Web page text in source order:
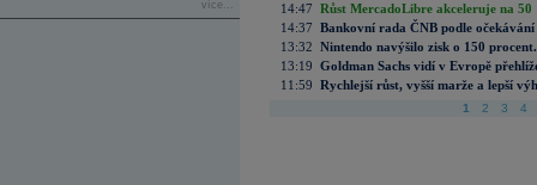
více...
14:47 Růst MercadoLibre akceleruje na
14:37 Bankovní rada ČNB podle
13:32 Nintendo navýšilo zisk o 150
13:19 Goldman Sachs vidí v Evropě
11:59 Rychlejší růst, vyšší marže a lepší
1 2 3 4